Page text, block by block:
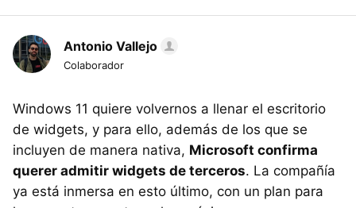
Antonio Vallejo
Colaborador
Windows 11 quiere volvernos a llenar el escritorio
de widgets, y para ello, además de los que se
incluyen de manera nativa, Microsoft confirma
querer admitir widgets de terceros. La compañía
ya está inmersa en esto último, con un plan para